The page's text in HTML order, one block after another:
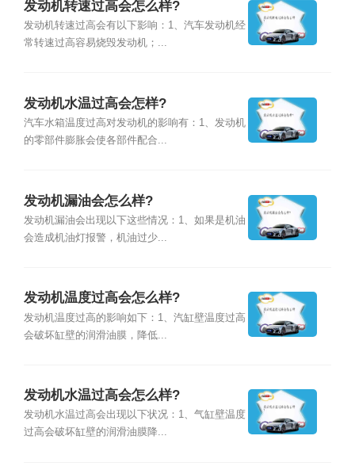
发动机转速过高会怎么样?
发动机转速过高会有以下影响：1、汽车发动机经
常转速过高容易烧毁发动机；...
发动机水温过高会怎样?
汽车水箱温度过高对发动机的影响有：1、发动机
的零部件膨胀会使各部件配合...
发动机漏油会怎么样?
发动机漏油会出现以下这些情况：1、如果是机油
会造成机油灯报警，机油过少...
发动机温度过高会怎么样?
发动机温度过高的影响如下：1、汽缸壁温度过高
会破坏缸壁的润滑油膜，降低...
发动机水温过高会怎么样?
发动机水温过高会出现以下状况：1、气缸壁温度
过高会破坏缸壁的润滑油膜降...